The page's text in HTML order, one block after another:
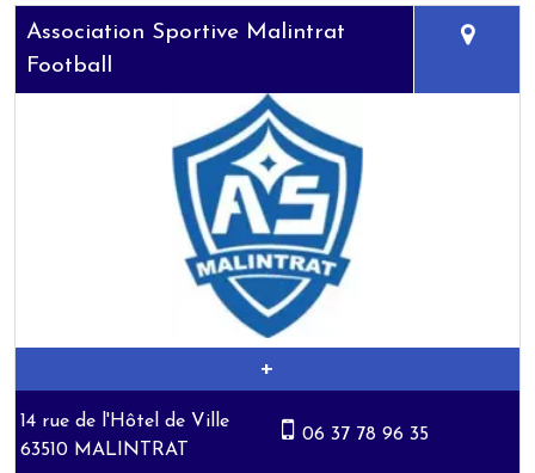
Association Sportive Malintrat
Football
14 rue de l'Hôtel de Ville
63510 MALINTRAT
06 37 78 96 35